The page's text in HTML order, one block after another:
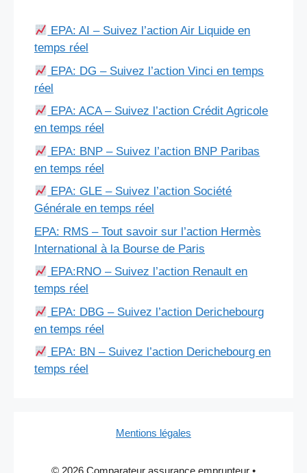
EPA: AI – Suivez l’action Air Liquide en
temps réel
EPA: DG – Suivez l’action Vinci en temps
réel
EPA: ACA – Suivez l’action Crédit Agricole
en temps réel
EPA: BNP – Suivez l’action BNP Paribas
en temps réel
EPA: GLE – Suivez l’action Société
Générale en temps réel
EPA: RMS – Tout savoir sur l’action Hermès
International à la Bourse de Paris
EPA:RNO – Suivez l’action Renault en
temps réel
EPA: DBG – Suivez l’action Derichebourg
en temps réel
EPA: BN – Suivez l’action Derichebourg en
temps réel
Mentions légales
© 2026 Comparateur assurance emprunteur •